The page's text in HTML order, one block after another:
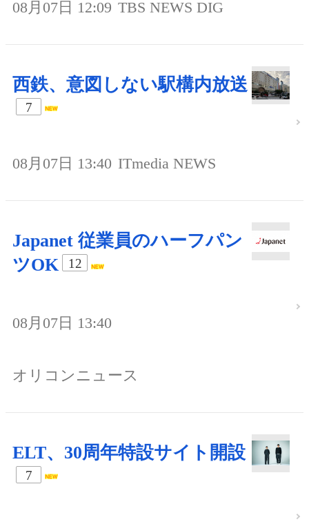
08月07日 12:09 TBS NEWS DIG
西鉄、意図しない駅構内放送
7
08月07日 13:40 ITmedia NEWS
Japanet 従業員のハーフパン
ツOK
12
08月07日 13:40
オリコンニュース
ELT、30周年特設サイト開設
7